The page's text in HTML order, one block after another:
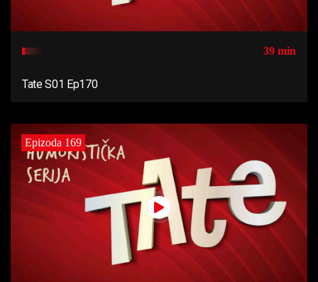
39 min
Tate S01 Ep170
Epizoda 169